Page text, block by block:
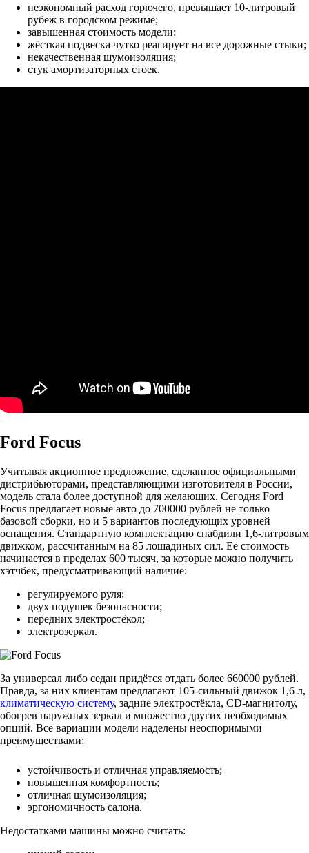
неэкономный расход горючего, превышает 10-литровый
рубеж в городском режиме;
завышенная стоимость модели;
жёсткая подвеска чутко реагирует на все дорожные стыки;
некачественная шумоизоляция;
стук амортизаторных стоек.
Ford Focus
Учитывая акционное предложение, сделанное официальными
дистрибьюторами, представляющими изготовителя в России,
модель стала более доступной для желающих. Сегодня Ford
Focus предлагает новые авто до 700000 рублей не только
базовой сборки, но и 5 вариантов последующих уровней
оснащения. Стандартную комплектацию снабдили 1,6-литровым
движком, рассчитанным на 85 лошадиных сил. Её стоимость
начинается в пределах 600 тысяч, за которые можно получить
хэтчбек, предусматривающий наличие:
регулируемого руля;
двух подушек безопасности;
передних электростёкол;
электрозеркал.
За универсал либо седан придётся отдать более 660000 рублей.
Правда, за них клиентам предлагают 105-сильный движок 1,6 л,
климатическую систему, задние электростёкла, CD-магнитолу,
обогрев наружных зеркал и множество других необходимых
опций. Все вариации модели наделены неоспоримыми
преимуществами:
устойчивость и отличная управляемость;
повышенная комфортность;
отличная шумоизоляция;
эргономичность салона.
Недостатками машины можно считать: